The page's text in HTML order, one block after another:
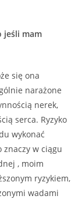
jeśli mam
się ona
narażone
nerek,
serca. Ryzyko
wykonać
znaczy w ciągu
, moim
ryzykiem,
wadami